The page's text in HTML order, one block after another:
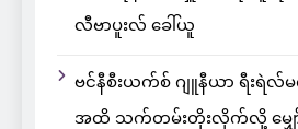
လီဗာပူးလ် ခေါ်ယူ
ဗင်နီစီးယက်စ် ဂျူနီယာ ရီးရဲလ်မ
အထိ သက်တမ်းတိုးလိုက်လို့ မျှော်